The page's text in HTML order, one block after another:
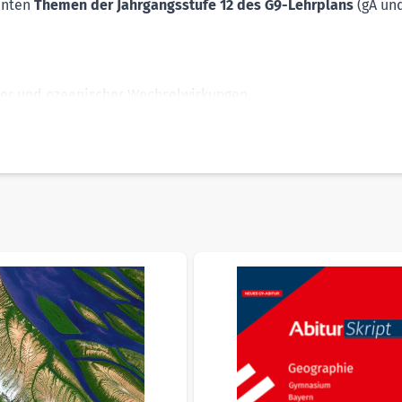
Themen der Jahrgangsstufe 12 des G9-Lehrplans (gA
und ozeanischer Wechselwirkungen
in den Mittelbreiten und Subtropen Europas
undZusammenfassungen
- die ideale Unterstützung beim
Sie Ihre erworbenen Kompetenzendirekt
Kontrolledes Lernerfolgs
per QR-Code abrufbar
Klausurenund dasAbitur!